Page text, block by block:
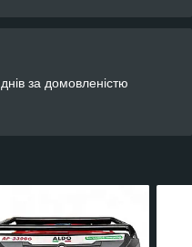
за домовленістю